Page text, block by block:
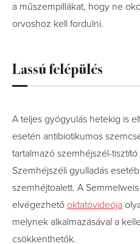
a műszempillákat, hogy ne
orvoshoz kell fordulni.
Lassú felépülés
A teljes gyógyulás hetekig is
esetén antibiotikumos
tartalmazó szemhéjszél-
Szemhéjszéli gyulladás
szemhéjtoalett. A
elvégezhető oktatóvideója
melynek alkalmazásával a
csökkenthetők.